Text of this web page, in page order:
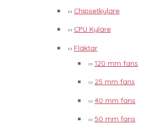
Chipsetkylare
CPU Kylare
Fläktar
120 mm fans
25 mm fans
40 mm fans
50 mm fans